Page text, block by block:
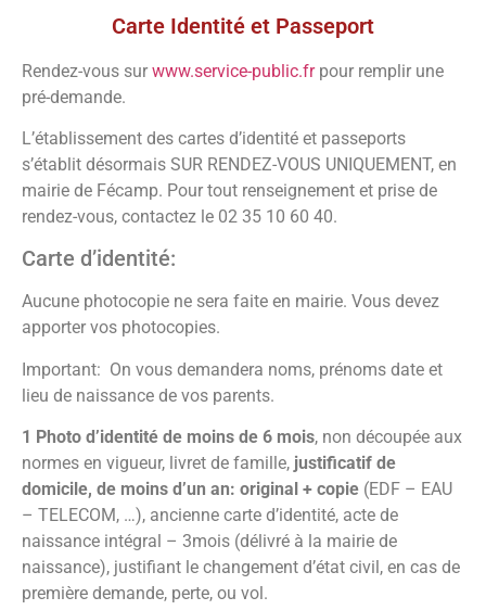
Carte Identité et Passeport
Rendez-vous sur www.service-public.frpour remplir une
pré-demande.
L’établissement des cartes d’identité et passeports
s’établit désormais SUR RENDEZ-VOUS UNIQUEMENT, en
mairie de Fécamp. Pour tout renseignement et prise de
rendez-vous, contactez le 02 35 10 60 40.
Carte d’identité:
Aucune photocopie ne sera faite en mairie. Vous devez
apporter vos photocopies.
Important: On vous demandera noms, prénoms date et
lieu de naissance de vos parents.
1 Photo d’identité de moins de 6 mois, non découpée aux
normes en vigueur, livret de famille, justificatif de
domicile, de moins d’un an: original + copie (EDF – EAU
– TELECOM, …), ancienne carte d’identité, acte de
naissance intégral – 3mois (délivré à la mairie de
naissance), justifiant le changement d’état civil, en cas de
première demande, perte, ou vol.